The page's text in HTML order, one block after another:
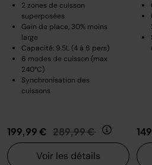
2 zones de cuisson
superposées
Gain de place, 30% moins
large
Capacité: 9.5L (4 à 6 pers)
6 modes de cuisson (max
240°C)
Synchronisation des
cuissons
199,99 € Prix réduit de
289,99 € au
Voir les détails